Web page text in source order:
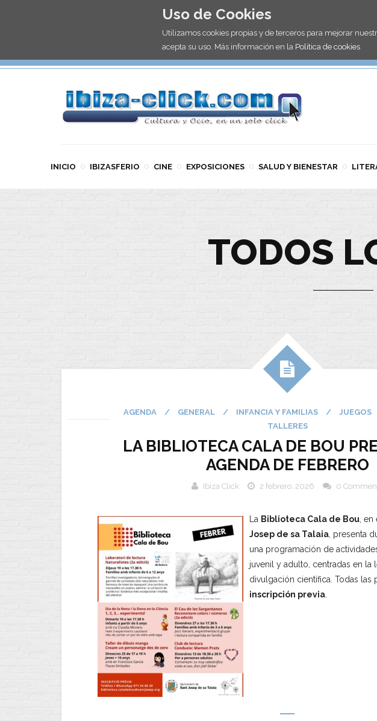
Uso de Cookies
Utilizamos cookies propias y de terceros para mejorar
acepta su uso. Más información en la Política de cookies
INICIO IBIZASFERIO CINE EXPOSICIONES SALUD Y BIENESTAR
TODOS
AGENDA / GENERAL / INFANCIA Y FAMILIAS / JUEGOS
TALLERES
LA BIBLIOTECA CALA DE BOU
AGENDA DE FEBRERO
Ibiza Click 2 febrero, 2026 0
La Biblioteca Cala de Bou ,
Josep de sa Talaia , presenta
una programación de
juvenil y adulto, centradas en la
divulgación científica. Todas las
inscripción previa